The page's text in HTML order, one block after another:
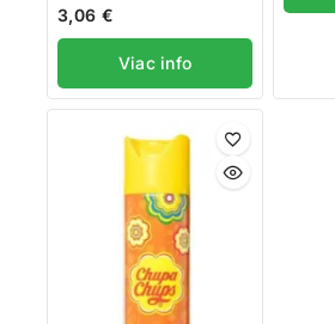
0
z
5
3,06 €
Viac info